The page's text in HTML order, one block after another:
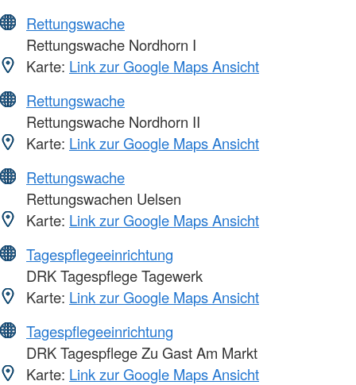
Rettungswache
Rettungswache Nordhorn I
Karte: Link zur Google Maps Ansicht
Rettungswache
Rettungswache Nordhorn II
Karte: Link zur Google Maps Ansicht
Rettungswache
Rettungswachen Uelsen
Karte: Link zur Google Maps Ansicht
Tagespflegeeinrichtung
DRK Tagespflege Tagewerk
Karte: Link zur Google Maps Ansicht
Tagespflegeeinrichtung
DRK Tagespflege Zu Gast Am Markt
Karte: Link zur Google Maps Ansicht